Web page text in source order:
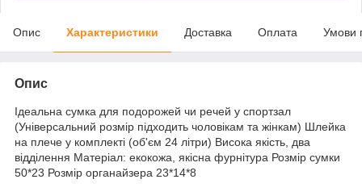
Опис Характеристики Доставка Оплата Умови
Опис
Ідеальна сумка для подорожей чи речей у спортзал
(Універсальний розмір підходить чоловікам та жінкам) Шлейка
на плече у комплекті (об'єм 24 літри) Висока якість, два
відділення Матеріал: екокожа, якісна фурнітура Розмір сумки
50*23 Розмір органайзера 23*14*8